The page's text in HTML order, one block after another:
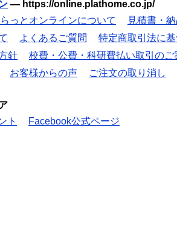
— https://online.plathome.co.jp/
っとオンラインについて
見積書・
よくあるご質問
特定商取引法に
針
校費・公費・科研費払い取引のご
お客様からの声 ご注文の取り消し
ト
Facebook公式ページ